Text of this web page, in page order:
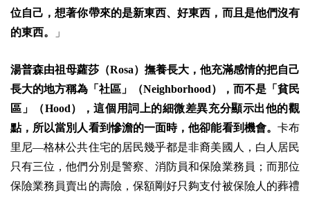
位自己，想著你帶來的是新東西、好東西，而且是他們沒有
的東西。
」
湯普森由祖母蘿莎（Rosa）撫養長大，他充滿感情的把自己
長大的地方稱為「社區」（Neighborhood），而不是「貧民
區」（Hood），這個用詞上的細微差異充分顯示出他的觀
點，所以當別人看到慘澹的一面時，他卻能看到機會。 卡布
里尼—格林公共住宅的居民幾乎都是非裔美國人，白人居民
只有三位，他們分別是警察、消防員和保險業務員；而那位
保險業務員賣出的壽險，保額剛好只夠支付被保險人的葬禮